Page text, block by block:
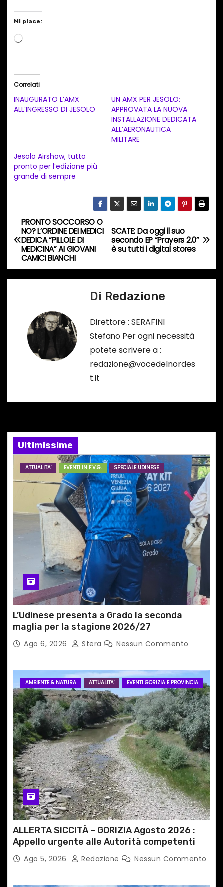
Mi piace:
C
a
t
o
c
o
r
s
Correlati
INAUGURATO L’AMX
ALL’INGRESSO DI JESOLO
UN AMX PER JESOLO:
APPROVATA LA NUOVA
INSTALLAZIONE DEDICATA
ALL’AERONAUTICA
MILITARE
Jesolo Airshow, tutto
pronto per l’edizione più
grande di sempre
N
a
v
e
a
r
i
c
l
i
SCATE: Da oggi il suo
secondo EP “Prayers 2.0”
è su tutti i digital stores
PRONTO SOCCORSO O
NO? L’ORDINE DEI MEDICI
DEDICA “PILLOLE DI
MEDICINA” AI GIOVANI
CAMICI BIANCHI
Di Redazione
Direttore : SERAFINI
Stefano Per ogni necessità
potete scrivere a :
redazione@vocedelnordes
t.it
Ultimissime
ATTUALITA' EVENTI IN F.V.G. SPECIALE UDINESE
L’Udinese presenta a Grado la seconda
maglia per la stagione 2026/27
Ago 6, 2026 Stera Nessun Commento
AMBIENTE & NATURA ATTUALITA' EVENTI GORIZIA E PROVINCIA
ALLERTA SICCITÀ – GORIZIA Agosto 2026 :
Appello urgente alle Autorità competenti
Ago 5, 2026 Redazione Nessun Commento